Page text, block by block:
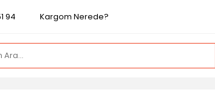
94 Kargom Nerede?